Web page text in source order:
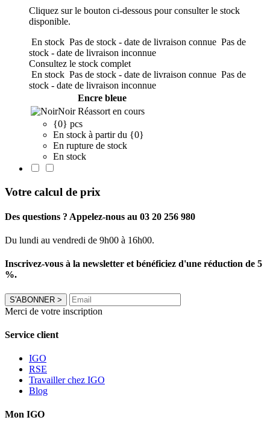
Cliquez sur le bouton ci-dessous pour consulter le stock
disponible.
En stock Pas de stock - date de livraison connue Pas de
stock - date de livraison inconnue
Consultez le stock complet
En stock Pas de stock - date de livraison connue Pas de
stock - date de livraison inconnue
Encre bleue
Noir Réassort en cours
{0} pcs
En stock à partir du {0}
En rupture de stock
En stock
Votre calcul de prix
Des questions ? Appelez-nous au 03 20 256 980
Du lundi au vendredi de 9h00 à 16h00.
Inscrivez-vous à la newsletter et bénéficiez d'une réduction de 5
%.
S'ABONNER >
Merci de votre inscription
Service client
IGO
RSE
Travailler chez IGO
Blog
Mon IGO